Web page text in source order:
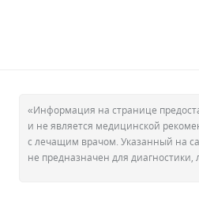
«Информация на странице
и не является медицинской
с лечащим врачом. Указанный на
не предназначен для